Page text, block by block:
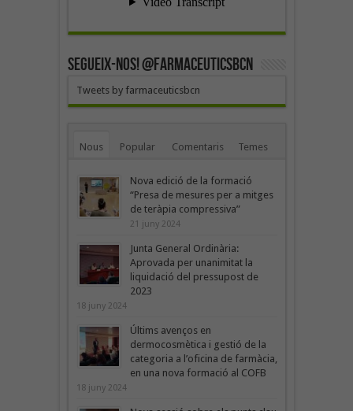
SEGUEIX-NOS! @farmaceuticsbcn
Tweets by farmaceuticsbcn
Nous Popular Comentaris Temes
Nova edició de la formació
“Presa de mesures per a mitges
de teràpia compressiva”
21 juny 2024
Junta General Ordinària:
Aprovada per unanimitat la
liquidació del pressupost de
2023
18 juny 2024
Últims avenços en
dermocosmètica i gestió de la
categoria a l’oficina de farmàcia,
en una nova formació al COFB
18 juny 2024